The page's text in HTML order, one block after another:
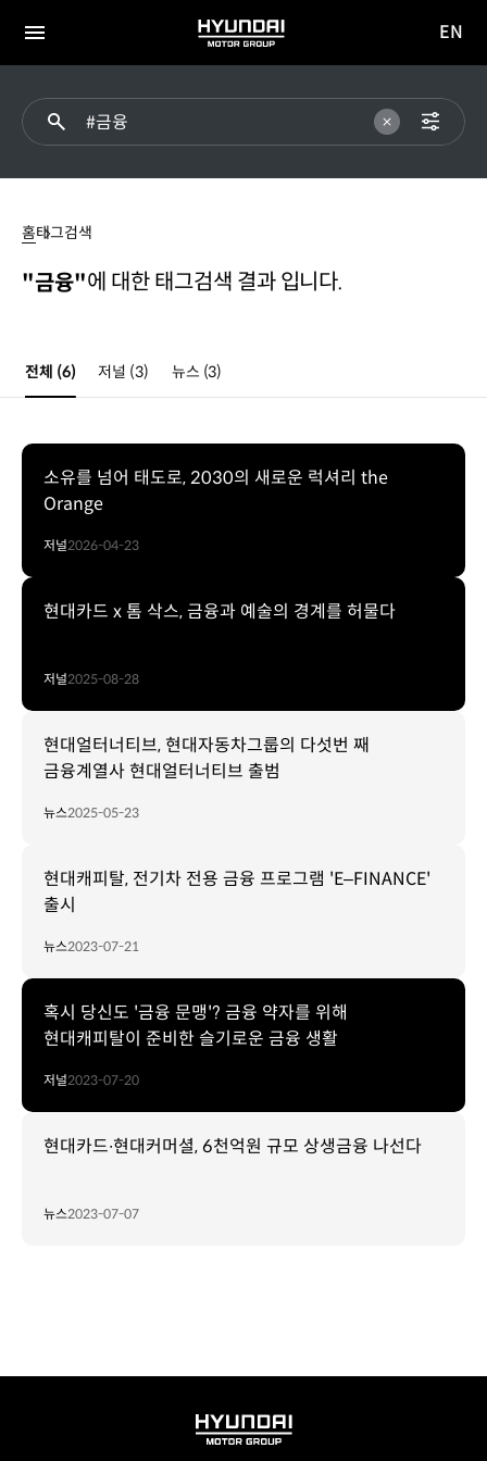
전체
HYUNDAI
MOTOR
이동
EN
홈태그검색
"금융"에 대한 태그검색 결과 입니다.
전체 (6) 저널 (3) 뉴스 (3)
소유를 넘어 태도로, 2030의 새로운 럭셔리 the
Orange
저널2026-04-23
현대카드 x 톰 삭스, 금융과 예술의 경계를 허물다
저널2025-08-28
현대얼터너티브, 현대자동차그룹의 다섯번 째
금융계열사 현대얼터너티브 출범
뉴스2025-05-23
현대캐피탈, 전기차 전용 금융 프로그램 'E–FINANCE'
출시
뉴스2023-07-21
혹시 당신도 '금융 문맹'? 금융 약자를 위해
현대캐피탈이 준비한 슬기로운 금융 생활
저널2023-07-20
현대카드∙현대커머셜, 6천억원 규모 상생금융 나선다
뉴스2023-07-07
HYUNDAI